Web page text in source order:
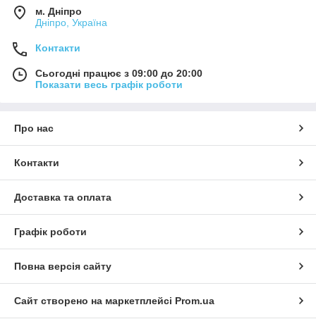
м. Дніпро
Дніпро, Україна
Контакти
Сьогодні працює з 09:00 до 20:00
Показати весь графік роботи
Про нас
Контакти
Доставка та оплата
Графік роботи
Повна версія сайту
Сайт створено на маркетплейсі Prom.ua